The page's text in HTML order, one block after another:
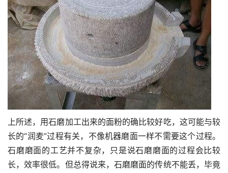
上所述，用石磨加工出来的面粉的确比较好吃，这可能与较
长的“润麦”过程有关，不像机器磨面一样不需要这个过程。
石磨磨面的工艺并不复杂，只是说石磨磨面的过程会比较
长，效率很低。但总得说来，石磨磨面的传统不能丢，毕竟